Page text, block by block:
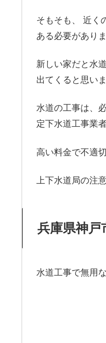
そもそも、 近く
ある必要がありま
新しい家だと水
出てくると思いま
水道の工事は、
定下水道工事業
高い料金で不適
上下水道局の注
兵庫県神戸
水道工事で無用